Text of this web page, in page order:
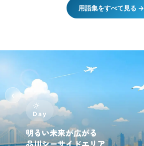
用語集をすべて見る →
Day
明るい未来が広がる
品川シーサイドエリア
‹